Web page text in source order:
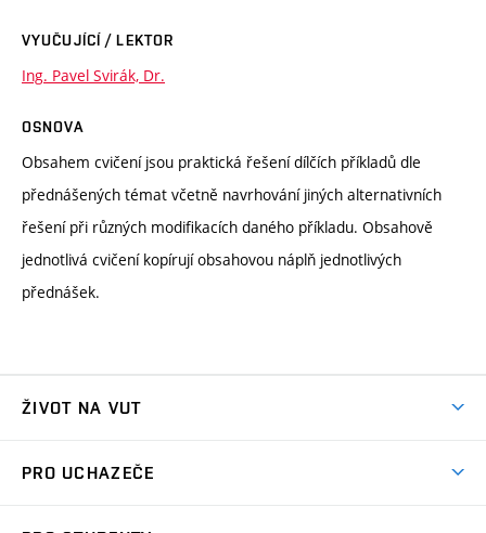
VYUČUJÍCÍ / LEKTOR
Ing. Pavel Svirák, Dr.
OSNOVA
Obsahem cvičení jsou praktická řešení dílčích příkladů dle
přednášených témat včetně navrhování jiných alternativních
řešení při různých modifikacích daného příkladu. Obsahově
jednotlivá cvičení kopírují obsahovou náplň jednotlivých
přednášek.
ŽIVOT NA VUT
PRO UCHAZEČE